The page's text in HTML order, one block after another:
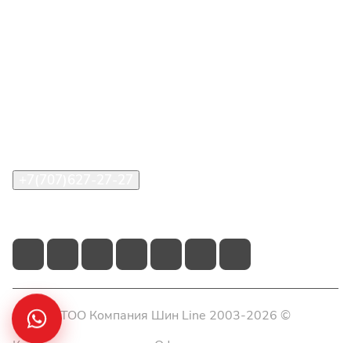
© 2026 ТОО Компания Шин Line 2003-2026 ©